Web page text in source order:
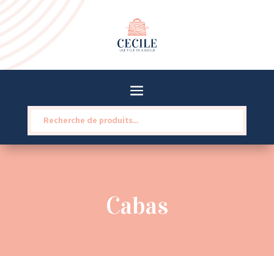
pour :
Cabas